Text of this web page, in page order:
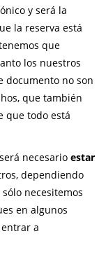
y será la
la reserva está
que
los nuestros
documento no son
que también
que todo está
necesario estar
dependiendo
necesitemos
en algunos
a